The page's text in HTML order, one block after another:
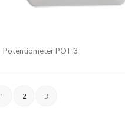
Potentiometer POT 3
1 2 3